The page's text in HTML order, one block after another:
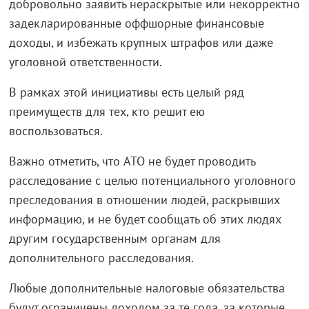
добровольно заявить нераскрытые или некорректно
задекларированные оффшорные финансовые
доходы, и избежать крупных штрафов или даже
уголовной ответственности.
В рамках этой инициативы есть целый ряд
преимуществ для тех, кто решит ею
воспользоваться.
Важно отметить, что ATO не будет проводить
расследование с целью потенциального уголовного
преследования в отношении людей, раскрывших
информацию, и не будет сообщать об этих людях
другим государственным органам для
дополнительного расследования.
Любые дополнительные налоговые обязательства